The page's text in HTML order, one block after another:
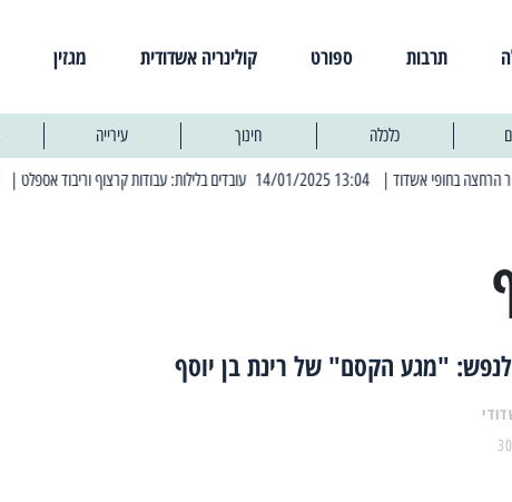
תרבות ספורט קולינריה אשדודית
מגזין
כלכלה חינוך עירייה
| 13:04 14/01/2025 עובדים בלילות: עבודות קרצוף וריבוד אספלט | 11:30 03/03/2025 בחמישי הקרוב: הרחובות בהם תהיה הפסקת חשמל יזומה
"מגע הקסם" של רינת בן יוסף